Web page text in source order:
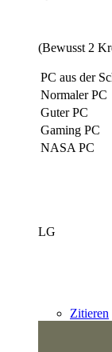
(Bewusst 2
PC aus der
Normaler PC
Guter PC
Gaming PC
NASA PC
LG
Zitieren